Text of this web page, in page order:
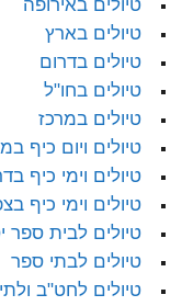
טיולים באירופה
טיולים בארץ
טיולים בדרום
טיולים בחו"ל
טיולים במרכז
טיולים ויום כיף
טיולים וימי כיף
טיולים וימי כיף
טיולים לבית ספר
טיולים לבתי ספר
טיולים לחט"ב